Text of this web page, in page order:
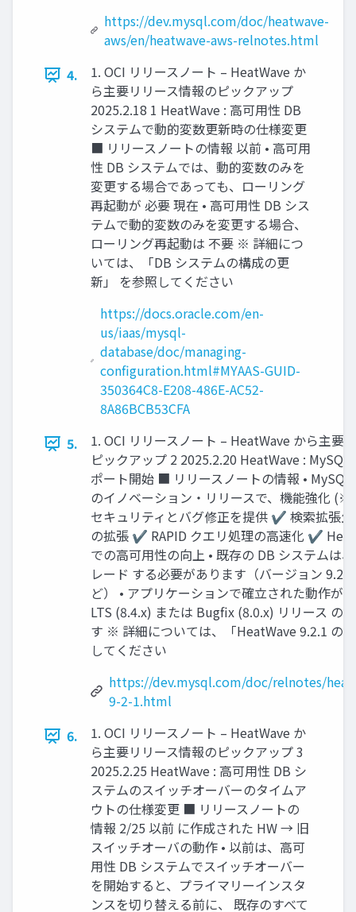
https://dev.mysql.com/doc/heatwave-
aws/en/heatwave-aws-relnotes.html
4.
1. OCI リリースノート – HeatWave か
ら主要リリース情報のピックアップ
2025.2.18 1 HeatWave : 高可用性 DB
システムで動的変数更新時の仕様変更
■ リリースノートの情報 以前 • 高可用
性 DB システムでは、動的変数のみを
変更する場合であっても、ローリング
再起動が 必要 現在 • 高可用性 DB シス
テムで動的変数のみを変更する場合、
ローリング再起動は 不要 ※ 詳細につ
いては、「DB システムの構成の更
新」 を参照してください
https://docs.oracle.com/en-
us/iaas/mysql-
database/doc/managing-
configuration.html#MYAAS-GUID-
350364C8-E208-486E-AC52-
8A86BCB53CFA
5.
1. OCI リリースノート – HeatWave から主要
ピックアップ 2 2025.2.20 HeatWave :
ポート開始 ■ リリースノートの情報 •
のイノベーション・リリースで、機能強化 (※
セキュリティとバグ修正を提供 ✔ 検索拡張生
の拡張 ✔ RAPID クエリ処理の高速化 ✔
での高可用性の向上 • 既存の DB システムは
レード する必要があります（バージョン
ど） • アプリケーションで確立された動作が
LTS (8.4.x) または Bugfix (8.0.x) リリース の
す ※ 詳細については、「HeatWave 9.2.1 の
してください
https://dev.mysql.com/doc/relnotes/
9-2-1.html
6.
1. OCI リリースノート – HeatWave か
ら主要リリース情報のピックアップ 3
2025.2.25 HeatWave : 高可用性 DB シ
ステムのスイッチオーバーのタイムア
ウトの仕様変更 ■ リリースノートの
情報 2/25 以前 に作成された HW → 旧
スイッチオーバの動作 • 以前は、高可
用性 DB システムでスイッチオーバー
を開始すると、プライマリーインスタ
ンスを切り替える前に、 既存のすべて